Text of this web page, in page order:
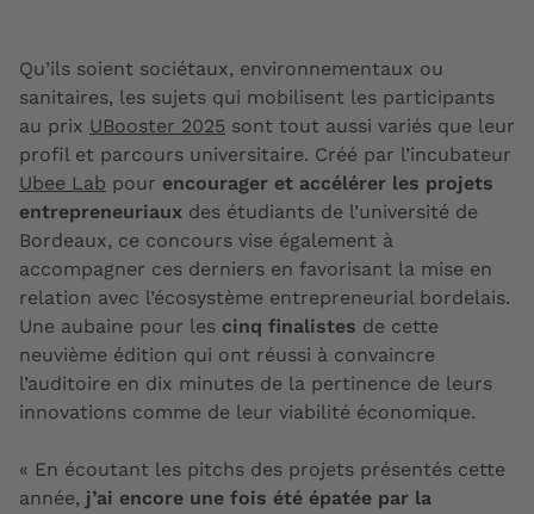
Qu’ils soient sociétaux, environnementaux ou
sanitaires, les sujets qui mobilisent les participants
au prix UBooster 2025 sont tout aussi variés que leur
profil et parcours universitaire. Créé par l’incubateur
Ubee Lab pour encourager et accélérer les projets
entrepreneuriaux des étudiants de l’université de
Bordeaux, ce concours vise également à
accompagner ces derniers en favorisant la mise en
relation avec l’écosystème entrepreneurial bordelais.
Une aubaine pour les cinq finalistes de cette
neuvième édition qui ont réussi à convaincre
l’auditoire en dix minutes de la pertinence de leurs
innovations comme de leur viabilité économique.
« En écoutant les pitchs des projets présentés cette
année, j’ai encore une fois été épatée par la